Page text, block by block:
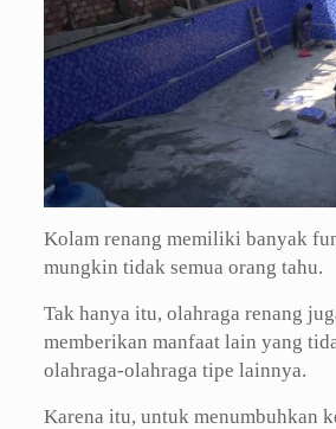
Kolam renang memiliki banyak
mungkin tidak semua orang tahu.
Tak hanya itu, olahraga renang
memberikan manfaat lain yang
olahraga-olahraga tipe lainnya.
Karena itu, untuk menumbuhkan